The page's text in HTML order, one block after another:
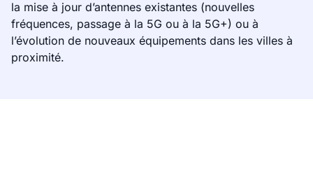
la mise à jour d’antennes existantes (nouvelles
fréquences, passage à la 5G ou à la 5G+) ou à
l’évolution de nouveaux équipements dans les villes à
proximité.